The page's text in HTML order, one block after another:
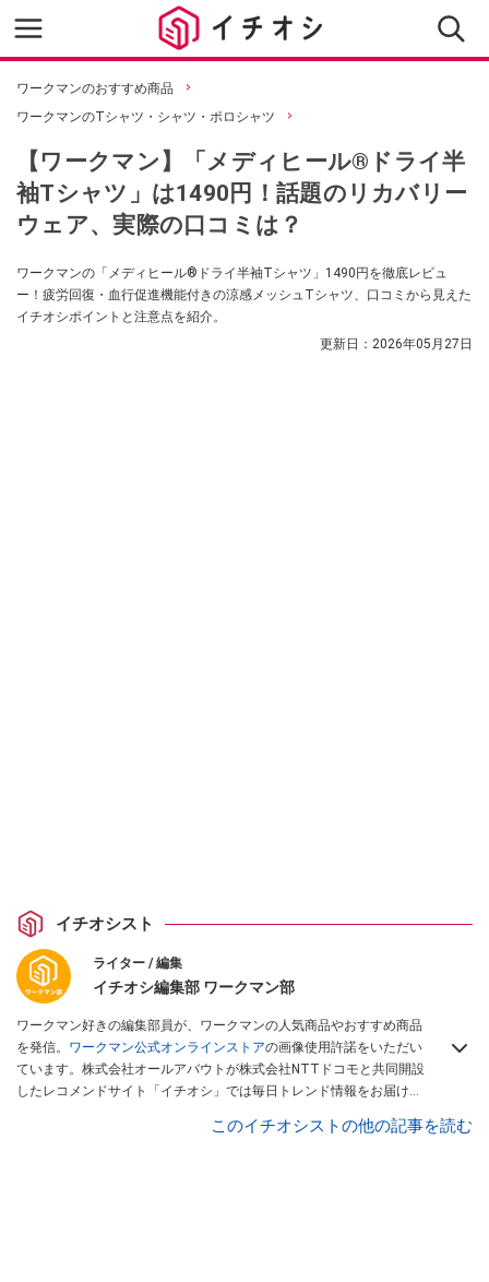
ワークマンのおすすめ商品
ワークマンのTシャツ・シャツ・ポロシャツ
【ワークマン】「メディヒール®ドライ半
袖Tシャツ」は1490円！話題のリカバリー
ウェア、実際の口コミは？
ワークマンの「メディヒール®ドライ半袖Tシャツ」1490円を徹底レビュ
ー！疲労回復・血行促進機能付きの涼感メッシュTシャツ、口コミから見えた
イチオシポイントと注意点を紹介。
更新日： 2026年05月27日
イチオシスト
ライター / 編集
イチオシ編集部 ワークマン部
ワークマン好きの編集部員が、ワークマンの人気商品やおすすめ商品
を発信。 ワークマン公式オンラインストアの画像使用許諾をいただい
ています。株式会社オールアバウトが株式会社NTTドコモと共同開設
したレコメンドサイト「イチオシ」では毎日トレンド情報をお届け。
このイチオシストの他の記事を読む